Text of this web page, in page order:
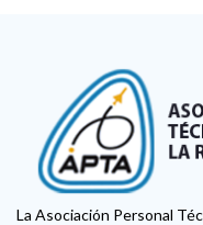
La Asociación Personal